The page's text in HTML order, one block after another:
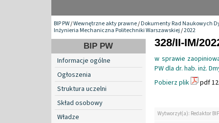
BIP PW/Wewnętrzne akty prawne/Dokumenty Rad Naukowych
Inżynieria Mechaniczna Politechniki Warszawskiej/2022
BIP PW
Informacje ogólne
Ogłoszenia
Struktura uczelni
Skład osobowy
Władze
328/II-IM/
w sprawie
PW dla dr. hab. inż.
Pobierz plik
pdf
Wytworzył(a): Redaktor BIP